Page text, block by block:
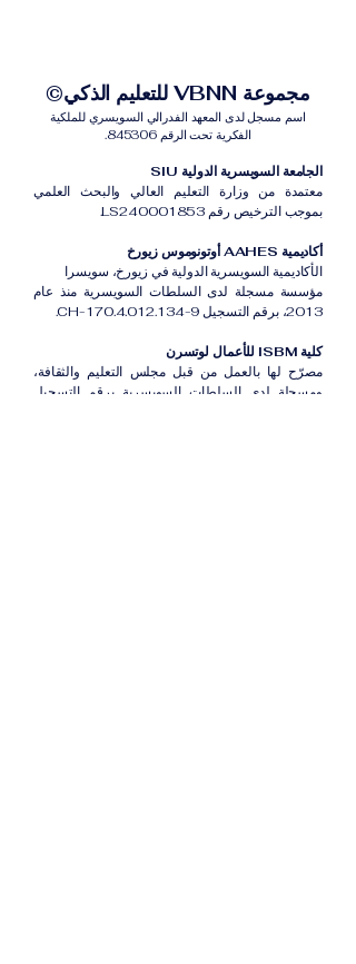
مجموعة VBNN للتعليم الذكي©
اسم مسجل لدى المعهد الفدرالي السويسري للملكية
الفكرية تحت الرقم 845306.
الجامعة السويسرية الدولية SIU
معتمدة من وزارة التعليم العالي والبحث العلمي
بموجب الترخيص رقم LS240001853.
أكاديمية AAHES أوتونوموس زيورخ
الأكاديمية السويسرية الدولية في زيورخ، سويسرا
مؤسسة مسجلة لدى السلطات السويسرية منذ عام
2013، برقم التسجيل CH-170.4.012.134-9.
كلية ISBM للأعمال لوتسرن
مصرّح لها بالعمل من قبل مجلس التعليم والثقافة،
ومسجلة لدى السلطات السويسرية برقم التسجيل